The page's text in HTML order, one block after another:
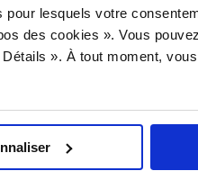
lesquels votre
des cookies ». Vous
». À tout moment,